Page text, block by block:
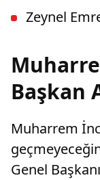
Zeynel
Başkan
Muharrem
Genel